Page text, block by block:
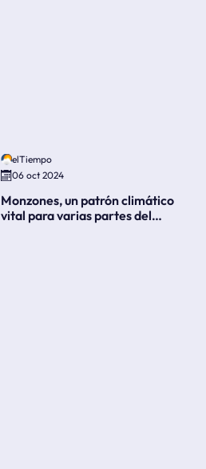
elTiempo
06 oct 2024
Monzones, un patrón climático
vital para varias partes del